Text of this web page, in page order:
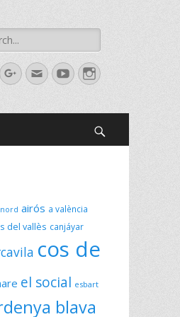
Googleplus
EmailYouTubeInstagram
airós a valència
del vallès canjáyar
cos de
el social esbart
blava